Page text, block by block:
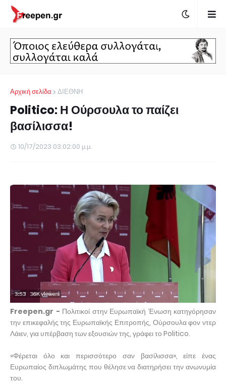
Αρχική σελίδα ΔΙΕΘΝΗ
Politico: Η Ούρσουλα το παίζει
βασίλισσα!
10/17/2023 03:02:00 μ.μ.
Freepen.gr - Πολιτικοί στην Ευρωπαϊκή Ένωση κατηγόρησαν
την επικεφαλής της Ευρωπαϊκής Επιτροπής, Ούρσουλα φον ντερ
Λάιεν, για υπέρβαση των εξουσιών της, γράφει το Politico.
«Φέρεται όλο και περισσότερο σαν βασίλισσα», είπε ένας
Ευρωπαίος διπλωμάτης που θέλησε να διατηρήσει την ανωνυμία
του.